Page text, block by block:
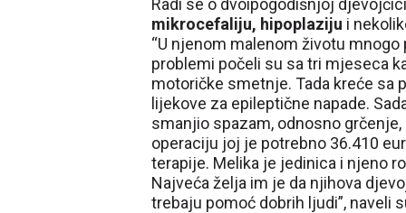
Radi se o dvoipogodišnjoj
mikrocefaliju, hipoplaziju i
“U njenom malenom životu
problemi počeli su sa tri mjeseca
motoričke smetnje. Tada kreće sa
lijekove za epileptične napade.
smanjio spazam, odnosno
operaciju joj je potrebno 36.410
terapije. Melika je jedinica i njeno
Najveća želja im je da njihova
trebaju pomoć dobrih ljudi”, naveli